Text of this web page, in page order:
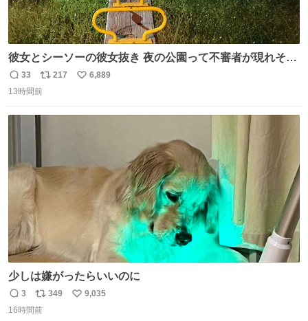
彼女とシーソーの彼女抜き 夜の公園って不審者が現れそう
で怖いんだよな
返
信
33
リ
ポ
217
い
6,889
13時間前
少しは嫌がったらいいのに
返
信
3
リ
ポ
349
い
9,035
16時間前